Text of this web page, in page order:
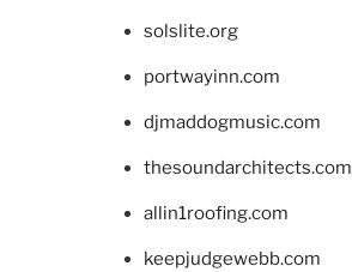
solslite.org
portwayinn.com
djmaddogmusic.com
thesoundarchitects.com
allin1roofing.com
keepjudgewebb.com